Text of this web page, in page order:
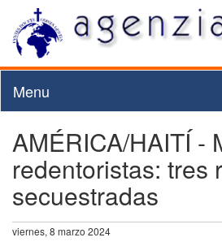
Menu
AMÉRICA/HAITÍ -
redentoristas: tres
secuestradas
viernes, 8 marzo 2024